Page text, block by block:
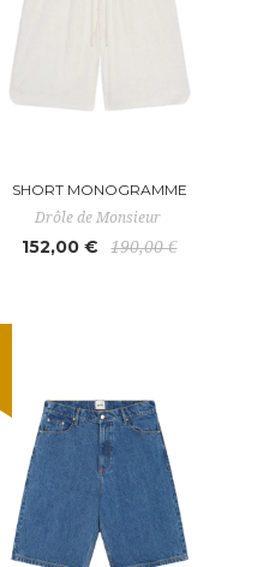
SHORT MONOGRAMME
Drôle de Monsieur
152,00 € 190,00 €